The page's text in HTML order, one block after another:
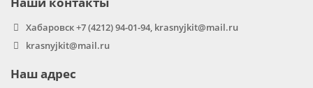
Хабаровск +7 (4212) 94-01-94, krasnyjkit@mail.ru
krasnyjkit@mail.ru
Наш адрес